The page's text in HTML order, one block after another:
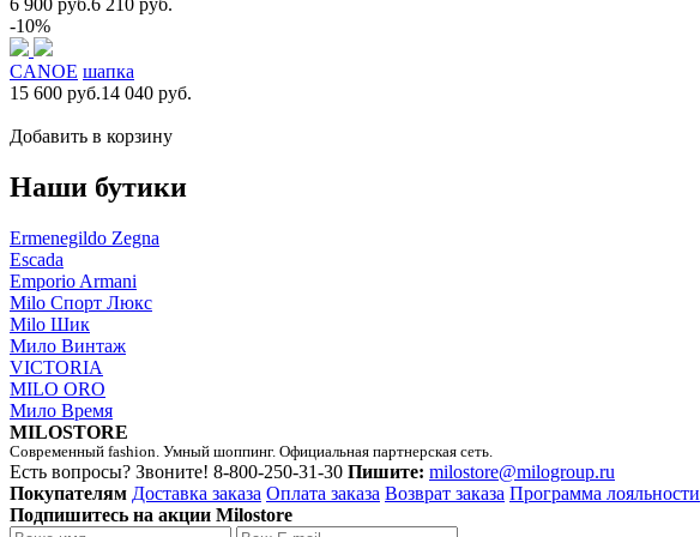
-10%
CANOE шапка
15 600 руб.14 040 руб.
Добавить в корзину
Наши бутики
Ermenegildo Zegna
Escada
Emporio Armani
Milo Спорт Люкс
Milo Шик
Мило Винтаж
VICTORIA
MILO ORO
Мило Время
MILOSTORE
Современный fashion. Умный шоппинг. Официальная партнерская сеть.
Есть вопросы? Звоните! 8-800-250-31-30 Пишите: milostore@milogroup.ru
Покупателям Доставка заказа Оплата заказа Возврат заказа Программа лояльности
Подпишитесь на акции Milostore